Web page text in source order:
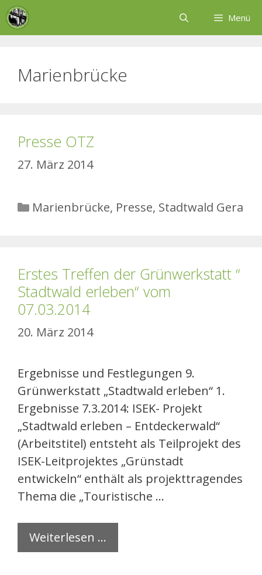
Zum
Inhalt
Menü
Marienbrücke
Presse OTZ
27. März 2014
Kategorien
Marienbrücke, Presse, Stadtwald Gera
Erstes Treffen der Grünwerkstatt “
Stadtwald erleben“ vom
07.03.2014
20. März 2014
Ergebnisse und Festlegungen 9.
Grünwerkstatt „Stadtwald erleben“ 1.
Ergebnisse 7.3.2014: ISEK- Projekt
„Stadtwald erleben – Entdeckerwald“
(Arbeitstitel) entsteht als Teilprojekt des
ISEK-Leitprojektes „Grünstadt
entwickeln“ enthält als projekttragendes
Thema die „Touristische …
Weiterlesen …